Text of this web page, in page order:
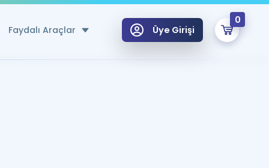
Faydalı Araçlar Üye Girişi
0